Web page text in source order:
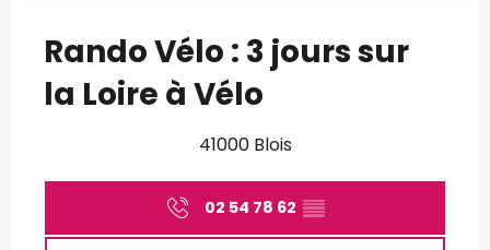
Rando Vélo : 3 jours sur
la Loire à Vélo
41000 Blois
02 54 78 62 ▒▒